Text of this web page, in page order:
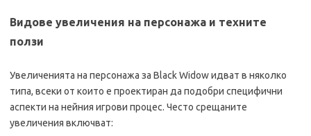
Видове увеличения на персонажа и техните
ползи
Увеличенията на персонажа за Black Widow идват в няколко
типа, всеки от които е проектиран да подобри специфични
аспекти на нейния игрови процес. Често срещаните
увеличения включват: